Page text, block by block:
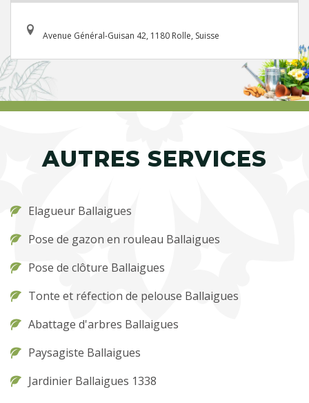
Avenue Général-Guisan 42, 1180 Rolle, Suisse
AUTRES SERVICES
Elagueur Ballaigues
Pose de gazon en rouleau Ballaigues
Pose de clôture Ballaigues
Tonte et réfection de pelouse Ballaigues
Abattage d'arbres Ballaigues
Paysagiste Ballaigues
Jardinier Ballaigues 1338